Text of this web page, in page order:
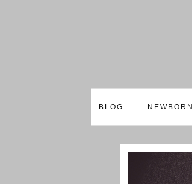
BLOG NEWBORN